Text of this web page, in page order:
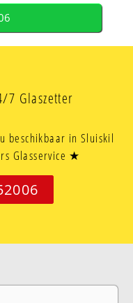
7 Glaszetter
beschikbaar in Sluiskil
Glasservice ★